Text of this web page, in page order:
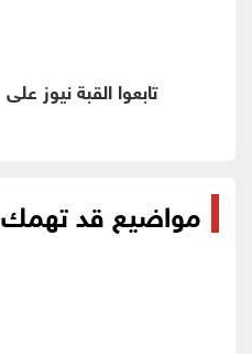
تابعوا القبة نيوز على
مواضيع قد تهمك